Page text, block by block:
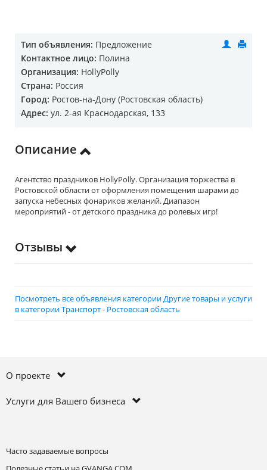
Тип объявления: Предложение
Контактное лицо: Полина
Организация: HollyPolly
Страна: Россия
Город: Ростов-на-Дону (Ростовская область)
Адрес: ул. 2-ая Краснодарская, 133
Описание
Агентство праздников HollyPolly. Организация торжества в
Ростовской области от оформления помещения шарами до
запуска небесных фонариков желаний. Диапазон
мероприятий - от детского праздника до ролевых игр!
Отзывы
Посмотреть все объявления категории Другие товары и услуги
в категории Транспорт - Ростовская область
О проекте
Услуги для Вашего бизнеса
Часто задаваемые вопросы